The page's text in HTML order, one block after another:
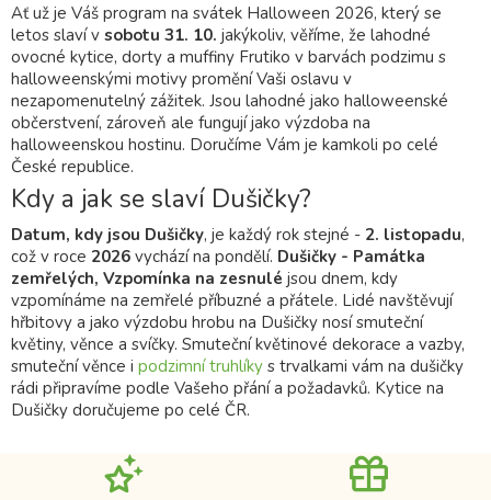
Ať už je Váš program na svátek Halloween 2026, který se
letos slaví v sobotu 31. 10. jakýkoliv, věříme, že lahodné
ovocné kytice, dorty a muffiny Frutiko v barvách podzimu s
halloweenskými motivy promění Vaši oslavu v
nezapomenutelný zážitek. Jsou lahodné jako halloweenské
občerstvení, zároveň ale fungují jako výzdoba na
halloweenskou hostinu. Doručíme Vám je kamkoli po celé
České republice.
Kdy a jak se slaví Dušičky?
Datum, kdy jsou Dušičky, je každý rok stejné - 2. listopadu,
což v roce 2026 vychází na pondělí. Dušičky - Památka
zemřelých, Vzpomínka na zesnulé jsou dnem, kdy
vzpomínáme na zemřelé příbuzné a přátele. Lidé navštěvují
hřbitovy a jako výzdobu hrobu na Dušičky nosí smuteční
květiny, věnce a svíčky. Smuteční květinové dekorace a vazby,
smuteční věnce i podzimní truhlíky s trvalkami vám na dušičky
rádi připravíme podle Vašeho přání a požadavků. Kytice na
Dušičky doručujeme po celé ČR.